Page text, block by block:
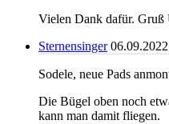
Vielen Dank dafür. Gruß
Sternensinger
Sodele, neue Pads
Die Bügel oben noch
kann man damit fliegen.